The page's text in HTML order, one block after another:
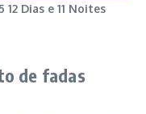
Dias e 11 Noites
de fadas